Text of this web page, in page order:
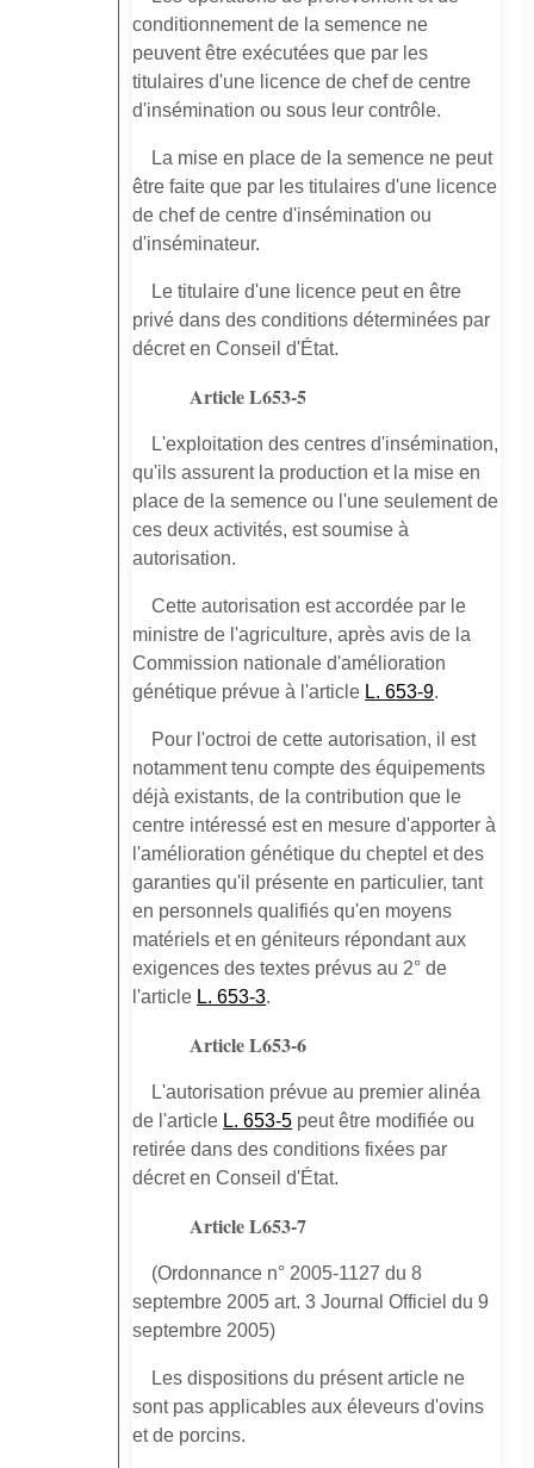
conditionnement de la semence ne
peuvent être exécutées que par les
titulaires d'une licence de chef de centre
d'insémination ou sous leur contrôle.
La mise en place de la semence ne peut
être faite que par les titulaires d'une licence
de chef de centre d'insémination ou
d'inséminateur.
Le titulaire d'une licence peut en être
privé dans des conditions déterminées par
décret en Conseil d'État.
Article L653-5
L'exploitation des centres d'insémination,
qu'ils assurent la production et la mise en
place de la semence ou l'une seulement de
ces deux activités, est soumise à
autorisation.
Cette autorisation est accordée par le
ministre de l'agriculture, après avis de la
Commission nationale d'amélioration
génétique prévue à l'article L. 653-9.
Pour l'octroi de cette autorisation, il est
notamment tenu compte des équipements
déjà existants, de la contribution que le
centre intéressé est en mesure d'apporter à
l'amélioration génétique du cheptel et des
garanties qu'il présente en particulier, tant
en personnels qualifiés qu'en moyens
matériels et en géniteurs répondant aux
exigences des textes prévus au 2° de
l'article L. 653-3.
Article L653-6
L'autorisation prévue au premier alinéa
de l'article L. 653-5 peut être modifiée ou
retirée dans des conditions fixées par
décret en Conseil d'État.
Article L653-7
(Ordonnance n° 2005-1127 du 8
septembre 2005 art. 3 Journal Officiel du 9
septembre 2005)
Les dispositions du présent article ne
sont pas applicables aux éleveurs d'ovins
et de porcins.